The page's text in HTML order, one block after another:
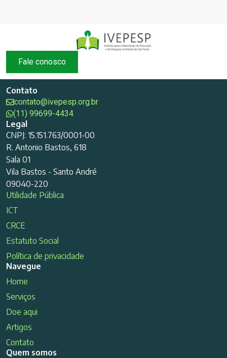
Fale conosco
Contato
contato@ivepesp.org.br
(11) 99699-4434
Legal
CNPJ: 15.151.763/0001-00
R. Antonio Bastos, 618
Sala 01
Vila Bastos - Santo André
09040-220
Utilidade Pública
ICT
CRCE
Estatuto Social
Política de privacidade
Navegue
Home
Serviços
Doe aqui
Artigos
Contato
Quem somos